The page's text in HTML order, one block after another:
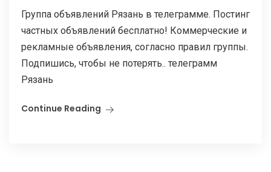
Группа объявлений Рязань в телеграмме. Постинг
частных объявлений бесплатно! Коммерческие и
рекламные объявления, согласно правил группы.
Подпишись, чтобы не потерять.. телеграмм
Рязань
Continue Reading